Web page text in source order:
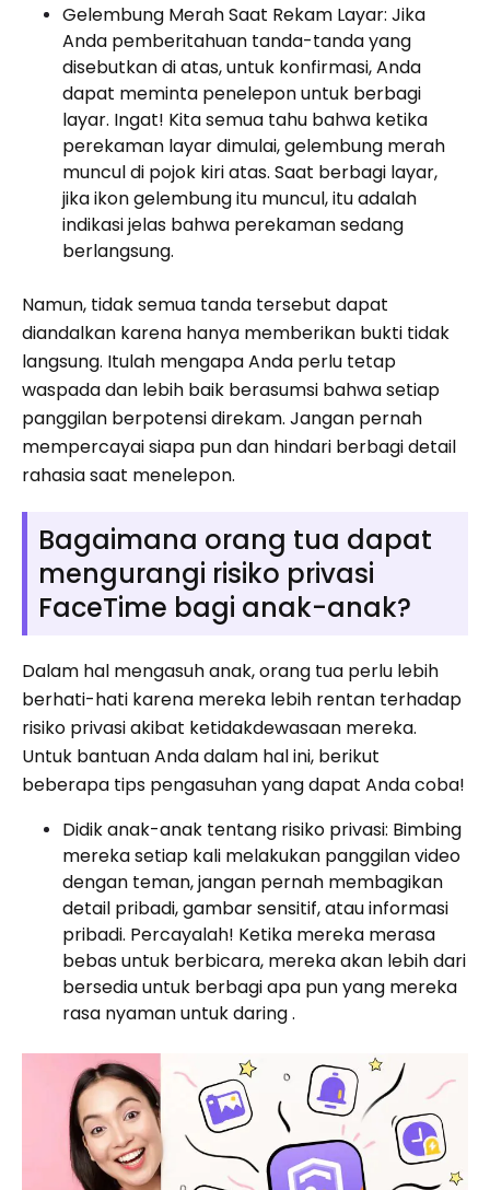
Gelembung Merah Saat Rekam Layar: Jika
Anda pemberitahuan tanda-tanda yang
disebutkan di atas, untuk konfirmasi, Anda
dapat meminta penelepon untuk berbagi
layar. Ingat! Kita semua tahu bahwa ketika
perekaman layar dimulai, gelembung merah
muncul di pojok kiri atas. Saat berbagi layar,
jika ikon gelembung itu muncul, itu adalah
indikasi jelas bahwa perekaman sedang
berlangsung.
Namun, tidak semua tanda tersebut dapat
diandalkan karena hanya memberikan bukti tidak
langsung. Itulah mengapa Anda perlu tetap
waspada dan lebih baik berasumsi bahwa setiap
panggilan berpotensi direkam. Jangan pernah
mempercayai siapa pun dan hindari berbagi detail
rahasia saat menelepon.
Bagaimana orang tua dapat
mengurangi risiko privasi
FaceTime bagi anak-anak?
Dalam hal mengasuh anak, orang tua perlu lebih
berhati-hati karena mereka lebih rentan terhadap
risiko privasi akibat ketidakdewasaan mereka.
Untuk bantuan Anda dalam hal ini, berikut
beberapa tips pengasuhan yang dapat Anda coba!
Didik anak-anak tentang risiko privasi: Bimbing
mereka setiap kali melakukan panggilan video
dengan teman, jangan pernah membagikan
detail pribadi, gambar sensitif, atau informasi
pribadi. Percayalah! Ketika mereka merasa
bebas untuk berbicara, mereka akan lebih dari
bersedia untuk berbagi apa pun yang mereka
rasa nyaman untuk daring .